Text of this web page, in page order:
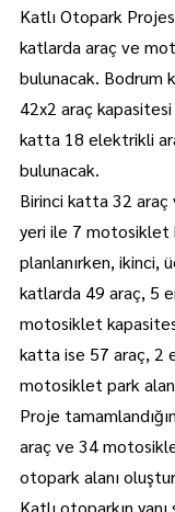
Katlı Otopark
katlarda araç ve
bulunacak.
42x2 araç
katta 18 elektrikli
bulunacak.
Birinci katta 32
yeri ile 7 motosiklet
planlanırken, ikinci,
katlarda 49 araç, 5
motosiklet
katta ise 57 araç, 2
motosiklet park
Proje
araç ve 34
otopark alanı
Katlı otoparkın